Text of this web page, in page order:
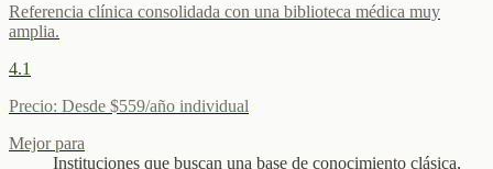
Referencia clínica consolidada con una biblioteca médica muy
amplia.
4.1
Precio: Desde $559/año individual
Mejor para
Instituciones que buscan una base de conocimiento clásica,